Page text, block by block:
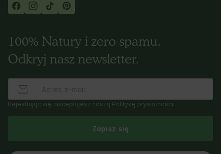
100% Natury i zero spamu.
Odkryj nasz newsletter.
Rejestrując się, akceptujesz naszą Politykę prywatności.
Zapisz się